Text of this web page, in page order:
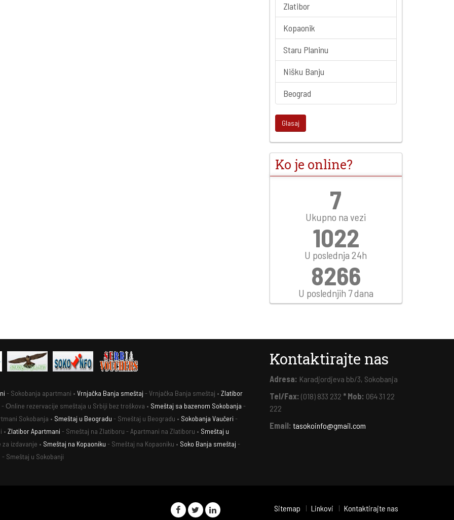
Zlatibor
Kopaonik
Staru Planinu
Nišku Banju
Beograd
Glasaj
Ko je online?
8
Ukupno na vezi
1179
U poslednja 24h
9538
U poslednjih 7 dana
- Sokobanja apartmani • Vrnjačka Banja smeštaj - Vrnjačka Banja smeštaj • Zlatibor
Оnline rezervacije smeštaja u Srbiji bez troškova • Smeštaj sa bazenom Sokobanja -
Sokobanja • Smeštaj u Beogradu - Smeštaj u Beogradu • Sokobanja Vaučeri -
• Zlatibor Apartmani - Smeštaj na Zlatiboru - Apartmani na Zlatiboru • Smeštaj u
izdavanje • Smeštaj na Kopaoniku - Smeštaj na Kopaoniku • Soko Banja smeštaj -
Smeštaj u Sokobanji
Kontaktirajte nas
Adresa: Karadjordjeva bb/3, Sokobanja
Tel/Fax: (018) 833 232 * Mob: 064 31 22
222
Email: tasokoinfo@gmail.com
Sitemap Linkovi Kontaktirajte nas